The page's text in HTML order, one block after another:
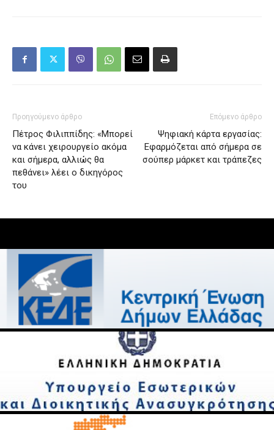
Προηγούμενο άρθρο
Πέτρος Φιλιππίδης: «Μπορεί
να κάνει χειρουργείο ακόμα
και σήμερα, αλλιώς θα
πεθάνει» λέει ο δικηγόρος
του
Επόμενο άρθρο
Ψηφιακή κάρτα εργασίας:
Εφαρμόζεται από σήμερα σε
σούπερ μάρκετ και τράπεζες